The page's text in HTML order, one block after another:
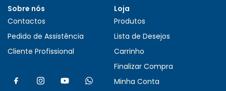
Sobre nós
Contactos
Pedido de Assistência
Cliente Profissional
Loja
Produtos
Lista de Desejos
Carrinho
Finalizar Compra
Minha Conta